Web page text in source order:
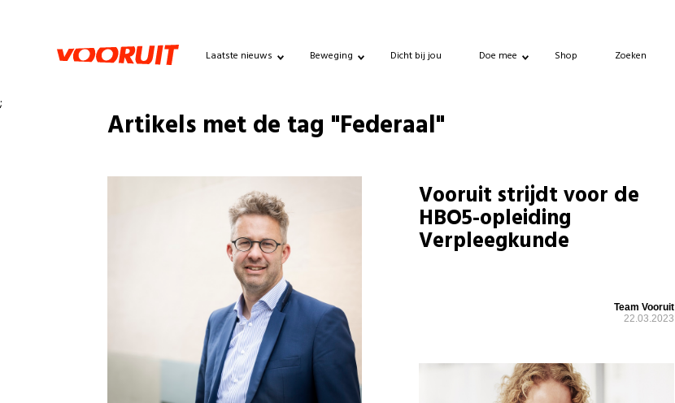
Laatste nieuws Beweging Dicht bij jou Doe mee Shop Zoeken
;
Artikels met de tag "Federaal"
Vooruit strijdt voor de
HBO5-opleiding
Verpleegkunde
Team Vooruit
22.03.2023